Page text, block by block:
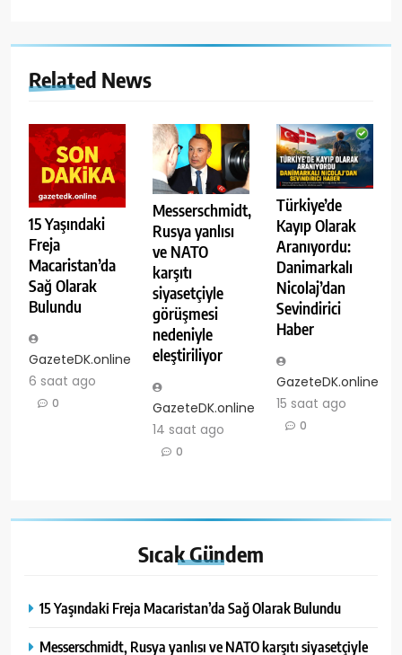
Related News
15 Yaşındaki
Freja
Macaristan’da
Sağ Olarak
Bulundu
GazeteDK.online
6 saat ago
0
Messerschmidt,
Rusya yanlısı
ve NATO
karşıtı
siyasetçiyle
görüşmesi
nedeniyle
eleştiriliyor
GazeteDK.online
14 saat ago
0
Türkiye’de
Kayıp Olarak
Aranıyordu:
Danimarkalı
Nicolaj’dan
Sevindirici
Haber
GazeteDK.online
15 saat ago
0
SıcakGündem
15 Yaşındaki Freja Macaristan’da Sağ Olarak Bulundu
Messerschmidt, Rusya yanlısı ve NATO karşıtı siyasetçiyle